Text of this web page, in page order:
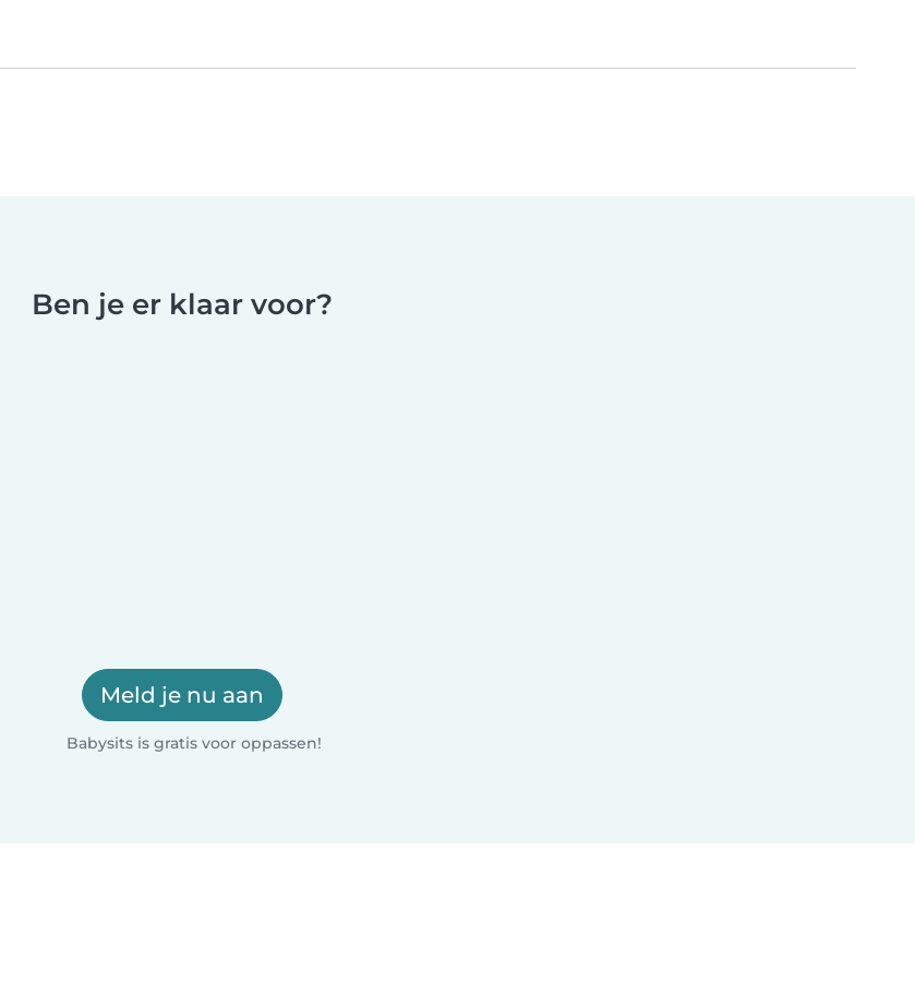
Ben je er klaar voor?
Meld je nu aan
Babysits is gratis voor oppassen!